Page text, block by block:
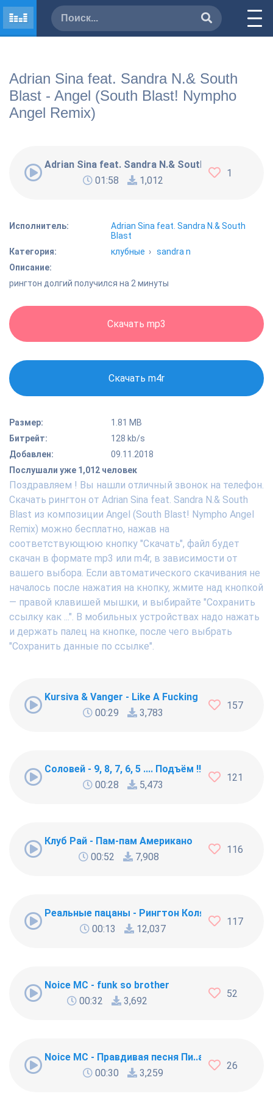
Adrian Sina feat. Sandra N.& South
Blast - Angel (South Blast! Nympho
Angel Remix)
Adrian Sina feat. Sandra N.& South Blast - Angel
01:58
1,012
1
Исполнитель:
Adrian Sina feat. Sandra N.& South
Blast
Категория:
клубные ›sandra n
Описание:
рингтон долгий получился на 2 минуты
Скачать mp3
Скачать m4r
Размер:
1.81 MB
Битрейт:
128 kb/s
Добавлен:
09.11.2018
Послушали уже 1,012 человек
Поздравляем ! Вы нашли отличный звонок на телефон.
Скачать рингтон от Adrian Sina feat. Sandra N.& South
Blast из композиции Angel (South Blast! Nympho Angel
Remix) можно бесплатно, нажав на
соответствующюю кнопку "Скачать", файл будет
скачан в формате mp3 или m4r, в зависимости от
вашего выбора. Если автоматического скачивания не
началось после нажатия на кнопку, жмите над кнопкой
— правой клавишей мышки, и выбирайте "Сохранить
ссылку как ...". В мобильных устройствах надо нажать
и держать палец на кнопке, после чего выбрать
"Сохранить данные по ссылке".
Kursiva & Vanger - Like A Fucking Newbie
00:29
3,783
157
Соловей - 9, 8, 7, 6, 5 .... Подъём !!!
00:28
5,473
121
Клуб Рай - Пам-пам Американо
00:52
7,908
116
Реальные пацаны - Рингтон Коляна
00:13
12,037
117
Noice MC - funk so brother
00:32
3,692
52
Noice MC - Правдивая песня Пи..абола
00:30
3,259
26